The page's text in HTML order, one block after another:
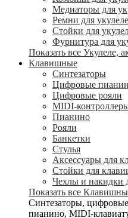
Медиаторы для
Ремни для укулеле
Стойки для
Фурнитура для
Показать все Укулеле,
Клавишные
Синтезаторы
Цифровые
Цифровые рояли
MIDI-
Пианино
Рояли
Банкетки
Стулья
Аксессуары для
Стойки для
Чехлы и накидки
Показать все
Синтезаторы,
пианино, MIDI-